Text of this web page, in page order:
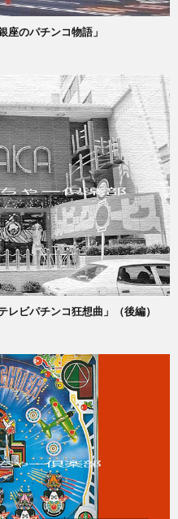
座のパチンコ物語」
レビパチンコ狂想曲」（後編）